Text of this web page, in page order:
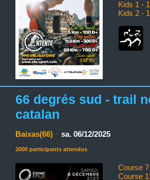
Kids 1 -
Kids 2 -
66 degrés sud - trail
catalan
Baixas(66) sa. 06/12/2025
2000 participants attendus
Course
Course